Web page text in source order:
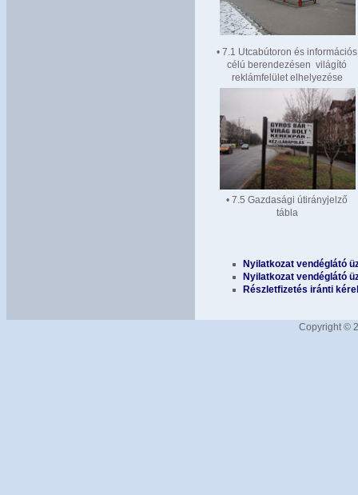
• 7.1 Utcabútoron és információs
célú berendezésen világító
reklámfelület elhelyezése
• 7.5 Gazdasági útirányjelző
tábla
Nyilatkozat vendéglátó
Nyilatkozat vendéglátó
Részletfizetés iránti
Copyright ©